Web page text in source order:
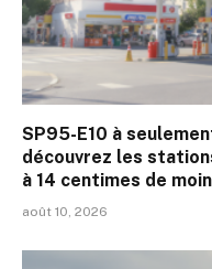
SP95-E10 à
découvrez les
à 14 centimes de
août 10, 2026